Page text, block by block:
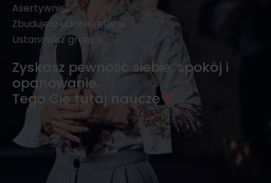
Asertywnie!
Zbudujesz udane relacje.
Ustanowisz granice.
Zyskasz pewność siebie, spokój i
opanowanie.
Tego Cię tutaj nauczę